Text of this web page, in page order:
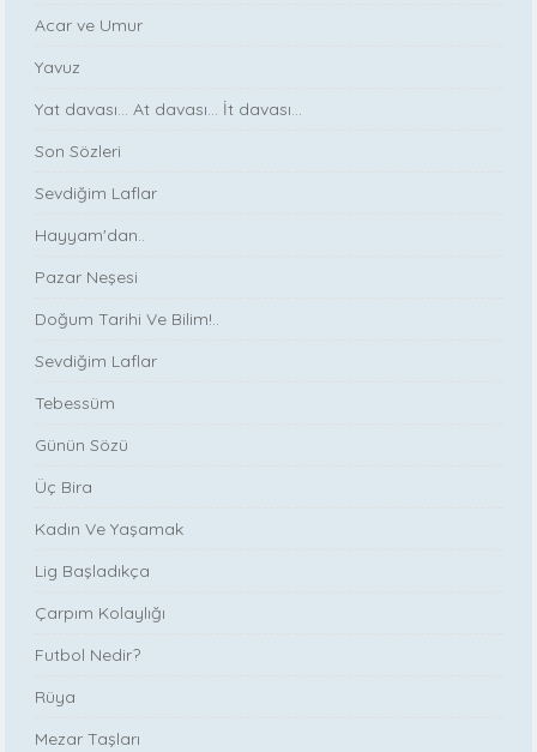
Acar ve Umur
Yavuz
Yat davası... At davası... İt davası...
Son Sözleri
Sevdiğim Laflar
Hayyam'dan..
Pazar Neşesi
Doğum Tarihi Ve Bilim!..
Sevdiğim Laflar
Tebessüm
Günün Sözü
Üç Bira
Kadın Ve Yaşamak
Lig Başladıkça
Çarpım Kolaylığı
Futbol Nedir?
Rüya
Mezar Taşları